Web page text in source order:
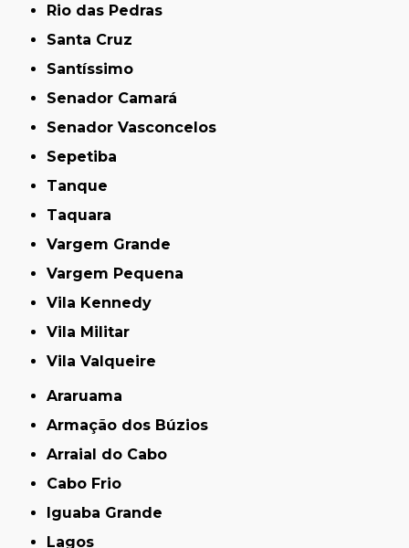
Rio das Pedras
Santa Cruz
Santíssimo
Senador Camará
Senador Vasconcelos
Sepetiba
Tanque
Taquara
Vargem Grande
Vargem Pequena
Vila Kennedy
Vila Militar
Vila Valqueire
Araruama
Armação dos Búzios
Arraial do Cabo
Cabo Frio
Iguaba Grande
Lagos